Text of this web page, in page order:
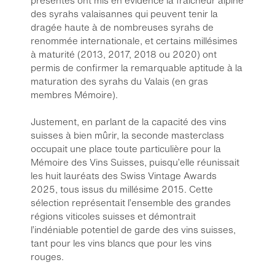
des syrahs valaisannes qui peuvent tenir la
dragée haute à de nombreuses syrahs de
renommée internationale, et certains millésimes
à maturité (2013, 2017, 2018 ou 2020) ont
permis de confirmer la remarquable aptitude à la
maturation des syrahs du Valais (en gras
membres Mémoire).
Justement, en parlant de la capacité des vins
suisses à bien mûrir, la seconde masterclass
occupait une place toute particulière pour la
Mémoire des Vins Suisses, puisqu’elle réunissait
les huit lauréats des Swiss Vintage Awards
2025, tous issus du millésime 2015. Cette
sélection représentait l’ensemble des grandes
régions viticoles suisses et démontrait
l’indéniable potentiel de garde des vins suisses,
tant pour les vins blancs que pour les vins
rouges.